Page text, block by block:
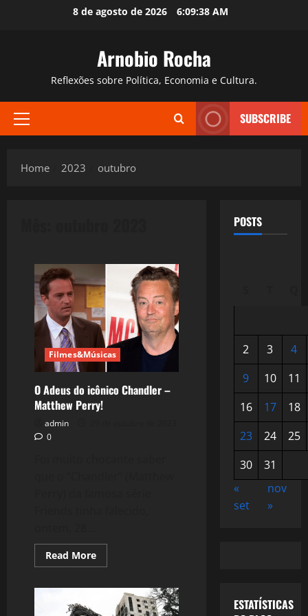
8 de agosto de 2026 6:09:40 AM
Arnobio Rocha
Reflexões sobre Política, Economia e Cultura.
Primary
SUBSCRIBE
Home 2023 outubro
Filmes&Músicas
O Adeus do icônico Chandler –
Matthew Perry!
admin
0
Read MoreRead
more
Adeus
icônico
POSTS
2 3
4
9
10
11
16
17
18
23
24
25
30
31
«
set
nov
»
ESTATÍSTICAS